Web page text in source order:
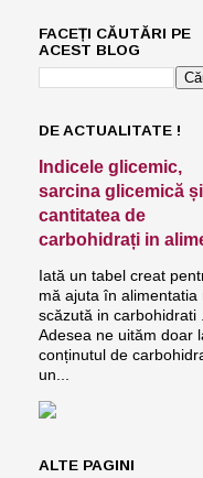
FACEȚI CĂUTĂRI PE
ACEST BLOG
DE ACTUALITATE !
Indicele glicemic,
sarcina glicemică și
cantitatea de
carbohidrați in
Iată un tabel creat
mă ajuta în alimentatia
scăzută in carbohidrati .
Adesea ne uităm doar
conținutul de
un...
ALTE PAGINI